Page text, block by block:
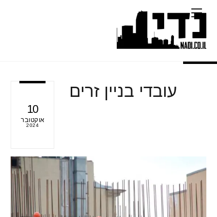
content
Menu
10
אוקטובר
2024
עובדי בניין זרים